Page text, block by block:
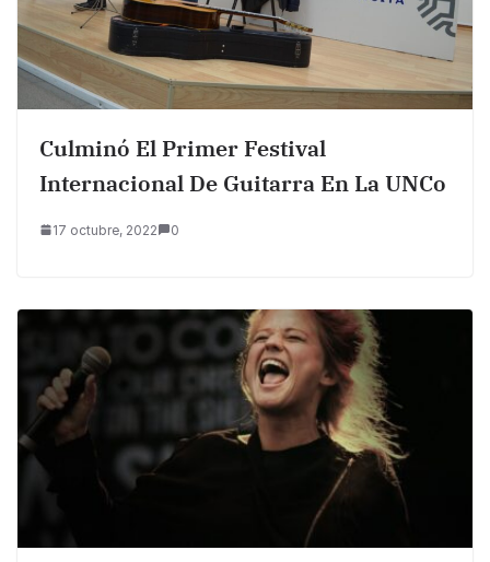
Culminó El Primer Festival
Internacional De Guitarra En La UNCo
17 octubre, 2022 0